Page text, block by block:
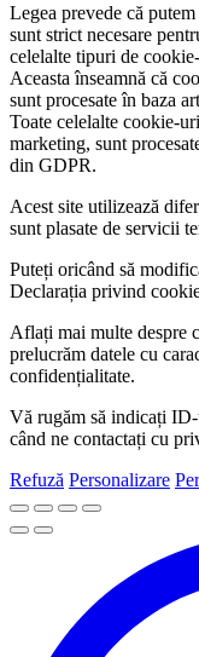
Legea prevede că
sunt strict necesare
celelalte tipuri de
Aceasta înseamnă că
sunt procesate în baza
Toate celelalte cookie-
marketing, sunt
din GDPR.
Acest site utilizează
sunt plasate de servicii
Puteți oricând să
Declarația privind
Aflați mai multe despre
prelucrăm datele cu
confidențialitate.
Vă rugăm să indicați
când ne contactați cu
Refuză Personalizare